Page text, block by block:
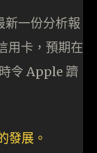
一份分析報
用卡，預期在
令 Apple 躋